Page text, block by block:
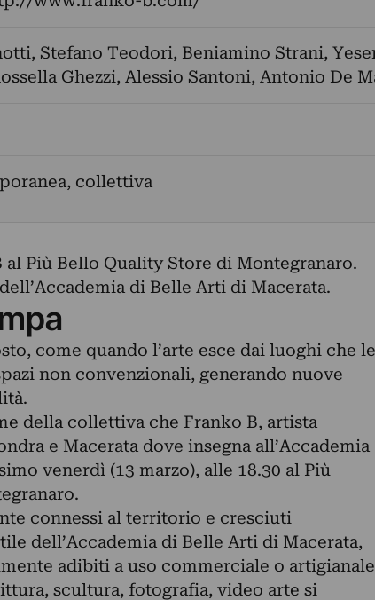
, Stefano Teodori, Beniamino Strani,
Ghezzi, Alessio Santoni, Antonio De
collettiva
Più Bello Quality Store di Montegranaro.
di Belle Arti di Macerata.
come quando l’arte esce dai luoghi che le
non convenzionali, generando nuove
della collettiva che Franko B, artista
e Macerata dove insegna all’Accademia
venerdì (13 marzo), alle 18.30 al Più
connessi al territorio e cresciuti
dell’Accademia di Belle Arti di Macerata,
adibiti a uso commerciale o artigianale
scultura, fotografia, video arte si